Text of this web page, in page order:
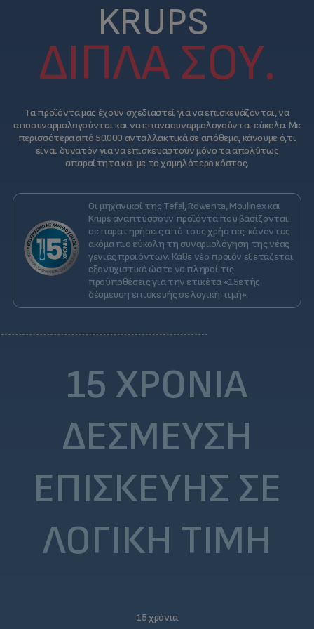
KRUPS
ΔΊΠΛΑ ΣΟΥ.
Τα προϊόντα μας έχουν σχεδιαστεί για να επισκευάζονται, να
αποσυναρμολογούνται και να επανασυναρμολογούνται εύκολα. Με
περισσότερα από 50.000 ανταλλακτικά σε απόθεμα, κάνουμε ό,τι
είναι δυνατόν για να επισκευαστούν μόνο τα απολύτως
απαραίτητα και με το χαμηλότερο κόστος.
Οι μηχανικοί της Tefal, Rowenta, Moulinex και
Krups αναπτύσσουν προϊόντα που βασίζονται
σε παρατηρήσεις από τους χρήστες, κάνοντας
ακόμα πιο εύκολη τη συναρμολόγηση της νέας
γενιάς προϊόντων. Κάθε νέο προϊόν εξετάζεται
εξονυχιστικά ώστε να πληροί τις
προϋποθέσεις για την ετικέτα «15ετής
δέσμευση επισκευής σε λογική τιμή».
15 ΧΡΌΝΙΑ
ΔΈΣΜΕΥΣΗ
ΕΠΙΣΚΕΥΉΣ ΣΕ
ΛΟΓΙΚΉ ΤΙΜΉ
15 χρόνια